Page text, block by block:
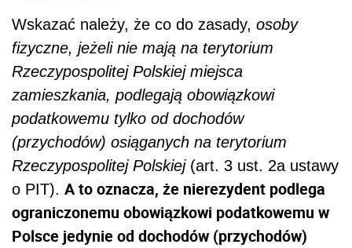
Wskazać należy, że co do zasady, osoby
fizyczne, jeżeli nie mają na terytorium
Rzeczypospolitej Polskiej miejsca
zamieszkania, podlegają obowiązkowi
podatkowemu tylko od dochodów
(przychodów) osiąganych na terytorium
Rzeczypospolitej Polskiej(art. 3 ust. 2a ustawy
o PIT). A to oznacza, że nierezydent podlega
ograniczonemu obowiązkowi podatkowemu w
Polsce jedynie od dochodów (przychodów)